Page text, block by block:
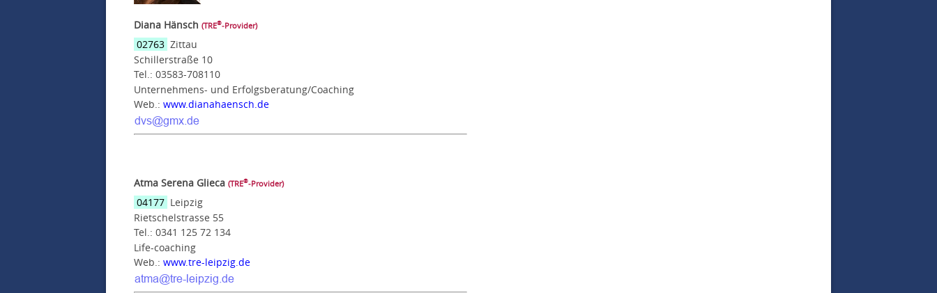
Diana Hänsch (TRE®‑Provider)
02763 Zittau
Schillerstraße 10
Tel.: 03583-708110
Unternehmens- und Erfolgsberatung/Coaching
Web.: www.dianahaensch.de
Atma Serena Glieca (TRE®‑Provider)
04177 Leipzig
Rietschelstrasse 55
Tel.: 0341 125 72 134
Life-coaching
Web.: www.tre-leipzig.de